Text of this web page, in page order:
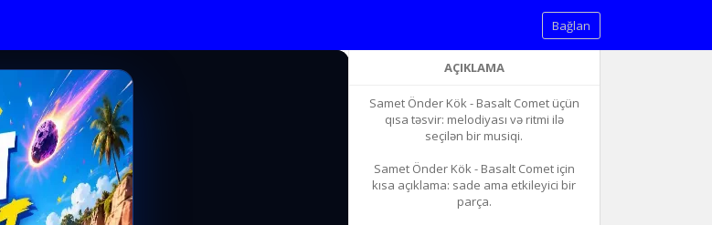
Bağlan
AÇIKLAMA
Samet Önder Kök - Basalt Comet üçün
qısa təsvir: melodiyası və ritmi ilə
seçilən bir musiqi.
Samet Önder Kök - Basalt Comet için
kısa açıklama: sade ama etkileyici bir
parça.